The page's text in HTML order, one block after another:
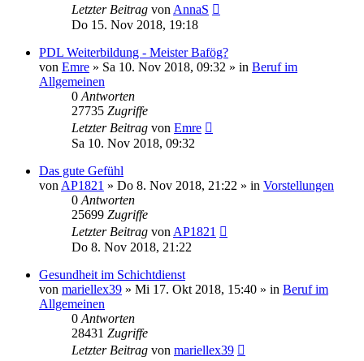
Letzter Beitrag von AnnaS
Do 15. Nov 2018, 19:18
PDL Weiterbildung - Meister Bafög?
von Emre » Sa 10. Nov 2018, 09:32 » in Beruf im
Allgemeinen
0 Antworten
27735 Zugriffe
Letzter Beitrag von Emre
Sa 10. Nov 2018, 09:32
Das gute Gefühl
von AP1821 » Do 8. Nov 2018, 21:22 » in Vorstellungen
0 Antworten
25699 Zugriffe
Letzter Beitrag von AP1821
Do 8. Nov 2018, 21:22
Gesundheit im Schichtdienst
von mariellex39 » Mi 17. Okt 2018, 15:40 » in Beruf im
Allgemeinen
0 Antworten
28431 Zugriffe
Letzter Beitrag von mariellex39